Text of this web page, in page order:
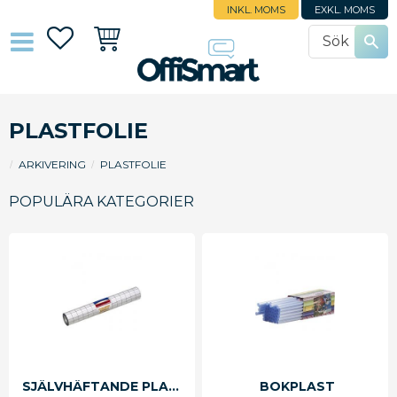
INKL. MOMS EXKL. MOMS
FavoriterKundvagn
PLASTFOLIE
ARKIVERING PLASTFOLIE
POPULÄRA KATEGORIER
SJÄLVHÄFTANDE PLASTFOLIE BOKPLAST